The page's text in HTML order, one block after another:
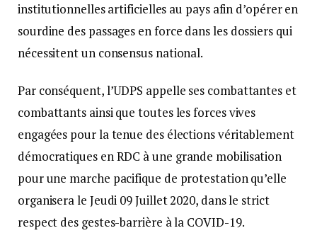
institutionnelles artificielles au pays afin d’opérer en
sourdine des passages en force dans les dossiers qui
nécessitent un consensus national.
Par conséquent, l’UDPS appelle ses combattantes et
combattants ainsi que toutes les forces vives
engagées pour la tenue des élections véritablement
démocratiques en RDC à une grande mobilisation
pour une marche pacifique de protestation qu’elle
organisera le Jeudi 09 Juillet 2020, dans le strict
respect des gestes-barrière à la COVID-19.